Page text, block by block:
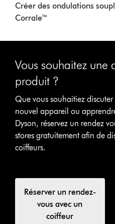
Créer des ondulations
Corrale™
Vous souhaitez une
produit ?
Que vous souhaitiez
nouvel appareil ou
Dyson, réservez un rendez
stores gratuitement afin de
coiffeurs.
Réserver un rendez-
vous avec un
coiffeur